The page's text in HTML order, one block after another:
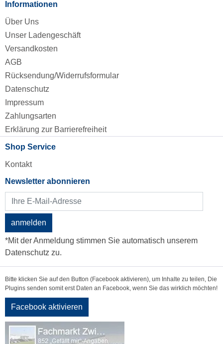
Informationen
Über Uns
Unser Ladengeschäft
Versandkosten
AGB
Rücksendung/Widerrufsformular
Datenschutz
Impressum
Zahlungsarten
Erklärung zur Barrierefreiheit
Shop Service
Kontakt
Newsletter abonnieren
anmelden
*Mit der Anmeldung stimmen Sie automatisch unserem
Datenschutz zu.
Bitte klicken Sie auf den Button (Facebook aktivieren), um Inhalte zu teilen, Die
Plugins senden somit erst Daten an Facebook, wenn Sie das wirklich möchten!
Facebook aktivieren